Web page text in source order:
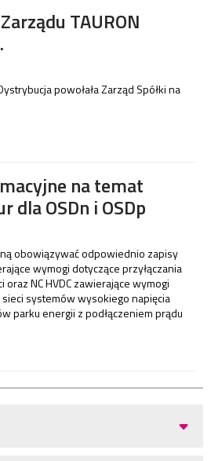
TAURON
powołała Zarząd Spółki na
na temat
dla OSDn i OSDp
obowiązywać odpowiednio zapisy
wymogi dotyczące przyłączania
NC HVDC zawierające wymogi
systemów wysokiego napięcia
parku energii z podłączeniem prądu